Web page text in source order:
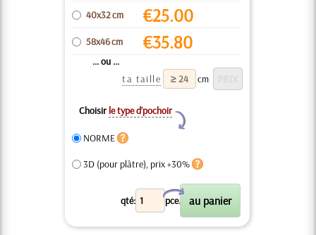
40x32 cm €25.00
58x46 cm €35.80
... ou ...
ta taille
cm
Choisir le type d’pochoir
Y
NORME
3D (pour plâtre), prix +30%
qté: pce.
X